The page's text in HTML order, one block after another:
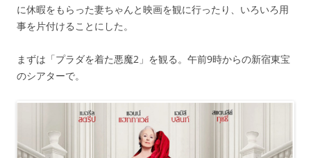
に休暇をもらった妻ちゃんと映画を観に行ったり、いろいろ用
事を片付けることにした。
まずは「プラダを着た悪魔2」を観る。午前9時からの新宿東宝
のシアターで。